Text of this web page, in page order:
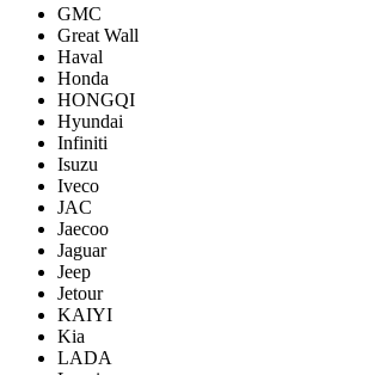
GMC
Great Wall
Haval
Honda
HONGQI
Hyundai
Infiniti
Isuzu
Iveco
JAC
Jaecoo
Jaguar
Jeep
Jetour
KAIYI
Kia
LADA